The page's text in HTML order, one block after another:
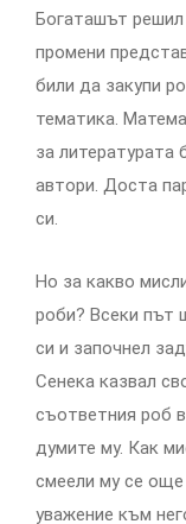
Богаташът
промени
били да закупи
тематика.
за литературата
автори. Доста
си.
Но за какво
роби? Всеки път
си и започнел
Сенека казвал
съответния роб
думите му. Как
смеели му се още
уважение към